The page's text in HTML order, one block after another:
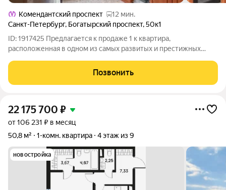
Комендантский проспект
12 мин.
Санкт-Петербург, Богатырский проспект,50к1
ID: 1917425 Предлагается к продаже 1 к квартира,
расположенная в одном из самых развитых и престижных
метро « Беговая», « Старая деревня»; в 2028 г планируется
открытие ст метро «
Позвонить
22 175 700 ₽
от 106 231 ₽ в месяц
50,8 м²
1-комн. квартира 4 этаж из 9
новостройка